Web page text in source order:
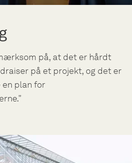
på, at det er hårdt
på et projekt, og det er
plan for